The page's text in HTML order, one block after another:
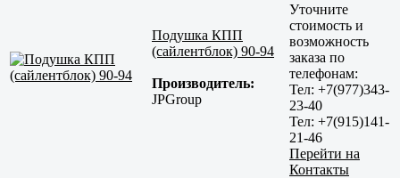
Подушка КПП
(сайлентблок) 90-94
Производитель:
JPGroup
Уточните
стоимость и
возможность
заказа по
телефонам:
Тел: +7(977)343-
23-40
Тел: +7(915)141-
21-46
Перейти на
Контакты